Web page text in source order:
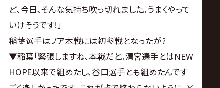
ど､今日､そんな気持ち吹っ切れました｡うまくやって
いけそうです!｣
――稲葉選手はノア本戦には初参戦となったが?
▼稲葉｢緊張しますね､本戦だと｡清宮選手とはNEW
HOPE以来で組めたし､谷口選手とも組めたんです